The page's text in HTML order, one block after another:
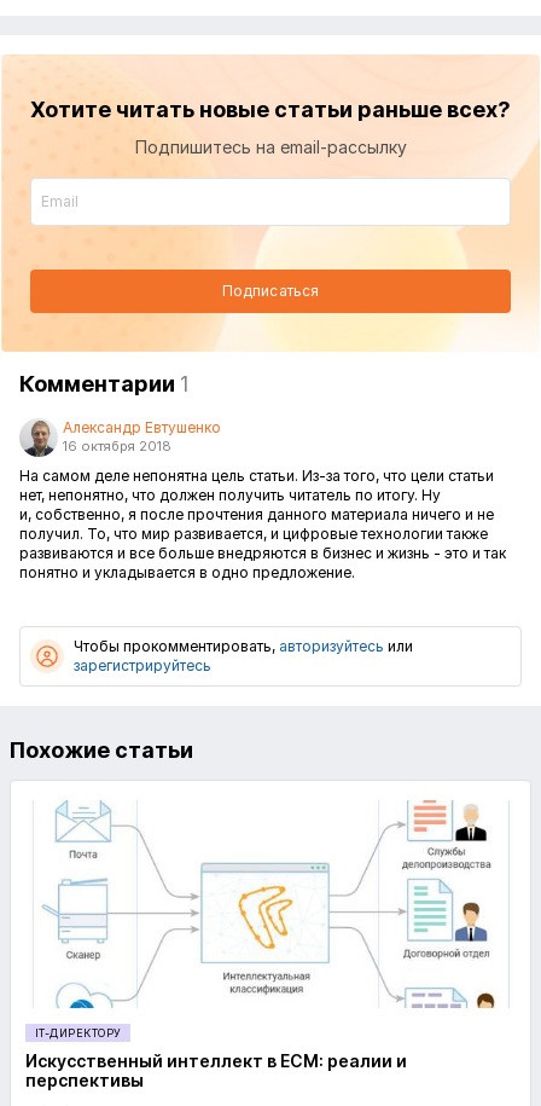
Хотите читать новые статьи раньше всех?
Подпишитесь на email-рассылку
Подписаться
Комментарии 1
Александр Евтушенко
16 октября 2018
На самом деле непонятна цель статьи. Из-за того, что цели статьи
нет, непонятно, что должен получить читатель по итогу. Ну
и, собственно, я после прочтения данного материала ничего и не
получил. То, что мир развивается, и цифровые технологии также
развиваются и все больше внедряются в бизнес и жизнь - это и так
понятно и укладывается в одно предложение.
Чтобы прокомментировать, авторизуйтесь или
зарегистрируйтесь
Похожие статьи
IT-ДИРЕКТОРУ
Искусственный интеллект в ECM: реалии и
перспективы